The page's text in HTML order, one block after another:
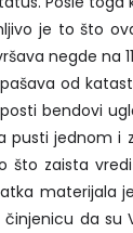
je to što
negde na
od
bendovi
pusti jednom i
što zaista
materijala
da su